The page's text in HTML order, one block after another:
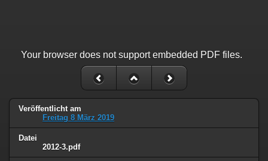
Your browser does not support embedded PDF files.
Veröffentlicht am
Freitag 8 März 2019
Datei
2012-3.pdf